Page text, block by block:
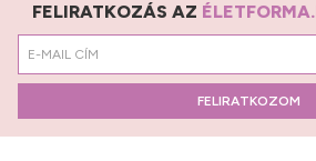
FELIRATKOZÁS AZ
FELIRATKOZOM